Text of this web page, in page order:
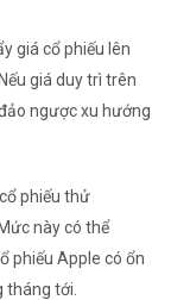
giá cổ phiếu lên
giá duy trì trên
ngược xu hướng
phiếu thử
này có thể
phiếu Apple có ổn
tháng tới.